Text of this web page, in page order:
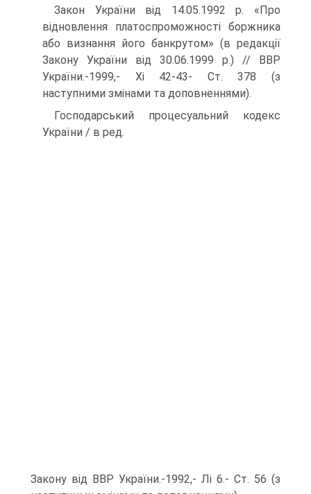
Закон України від 14.05.1992 р. «Про
відновлення платоспроможності боржника
або визнання його банкрутом» (в редакції
Закону України від 30.06.1999 р.) // ВВР
України.-1999,- Хі 42-43- Ст. 378 (з
наступними змінами та доповненнями).
Господарський процесуальний кодекс
України / в ред.
Закону від ВВР України.-1992,- Лі 6.- Ст. 56 (з